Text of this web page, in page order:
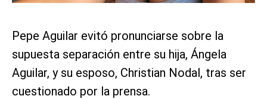
Pepe Aguilar evitó pronunciarse sobre la
supuesta separación entre su hija, Ángela
Aguilar, y su esposo, Christian Nodal, tras ser
cuestionado por la prensa.